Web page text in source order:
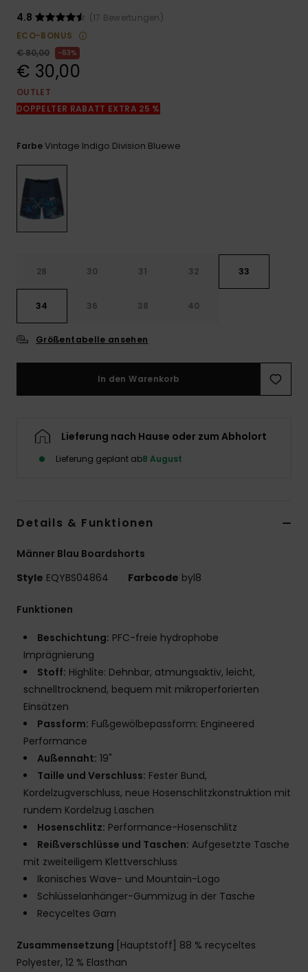
die häufigsten
Fragen sowie
4.8
(17 Bewertungen)
ECO-BONUS
€ 80,00
63%
€ 30,00
OUTLET
DOPPELTER RABATT EXTRA 25 %
FarbeVintage Indigo Division Bluewe
28 30 31 32 33
34 36 38 40
Größentabelle ansehen
In den Warenkorb
Lieferung nach Hause oder zum Abholort
Lieferung geplant ab8 August
Details & Funktionen
Männer Blau Boardshorts
Style EQYBS04864 Farbcode byl8
Funktionen
Beschichtung: PFC-freie hydrophobe
Imprägnierung
Stoff: Highlite: Dehnbar, atmungsaktiv, leicht,
schnelltrocknend, bequem mit mikroperforierten
Einsätzen
Passform: Fußgewölbepassform: Engineered
Performance
Außennaht: 19"
Taille und Verschluss: Fester Bund,
Kordelzugverschluss, neue Hosenschlitzkonstruktion mit
rundem Kordelzug Laschen
Hosenschlitz: Performance-Hosenschlitz
Reißverschlüsse und Taschen: Aufgesetzte Tasche
mit zweiteiligem Klettverschluss
Ikonisches Wave- und Mountain-Logo
Schlüsselanhänger-Gummizug in der Tasche
Recyceltes Garn
Zusammensetzung [Hauptstoff] 88 % recyceltes
Polyester, 12 % Elasthan